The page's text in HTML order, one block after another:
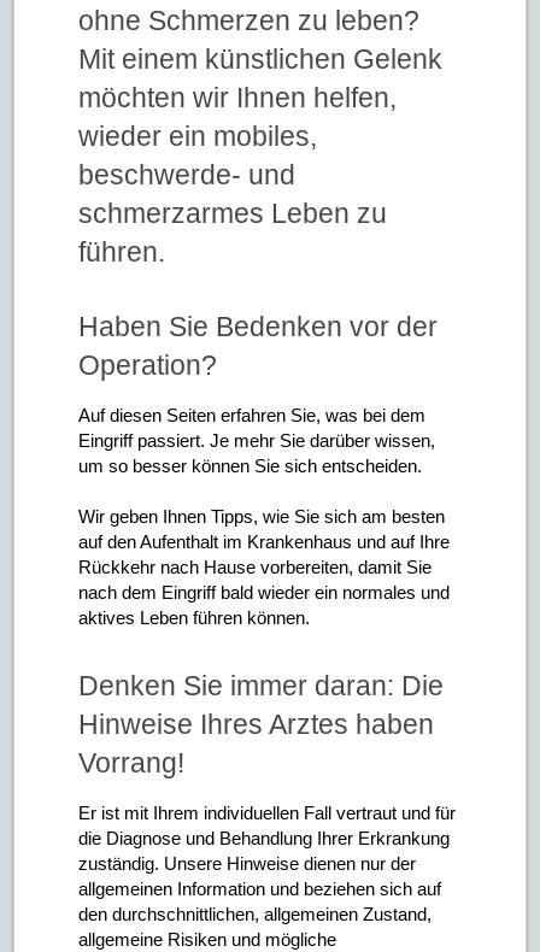
ohne Schmerzen zu leben?
Mit einem künstlichen Gelenk
möchten wir Ihnen helfen,
wieder ein mobiles,
beschwerde- und
schmerzarmes Leben zu
führen.
Haben Sie Bedenken vor der
Operation?
Auf diesen Seiten erfahren Sie, was bei dem
Eingriff passiert. Je mehr Sie darüber wissen,
um so besser können Sie sich entscheiden.
Wir geben Ihnen Tipps, wie Sie sich am besten
auf den Aufenthalt im Krankenhaus und auf Ihre
Rückkehr nach Hause vorbereiten, damit Sie
nach dem Eingriff bald wieder ein normales und
aktives Leben führen können.
Denken Sie immer daran: Die
Hinweise Ihres Arztes haben
Vorrang!
Er ist mit Ihrem individuellen Fall vertraut und für
die Diagnose und Behandlung Ihrer Erkrankung
zuständig. Unsere Hinweise dienen nur der
allgemeinen Information und beziehen sich auf
den durchschnittlichen, allgemeinen Zustand,
allgemeine Risiken und mögliche